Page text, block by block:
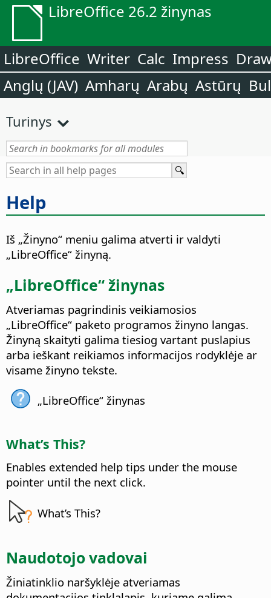
LibreOffice 26.2 žinynas
LibreOffice Writer Calc Impress
Anglų (JAV) Amharų Arabų Astūrų
Turinys
Help
Iš „Žinyno“ meniu galima atverti ir valdyti
„LibreOffice“ žinyną.
„LibreOffice“ žinynas
Atveriamas pagrindinis veikiamosios
„LibreOffice“ paketo programos žinyno langas.
Žinyną skaityti galima tiesiog vartant puslapius
arba ieškant reikiamos informacijos rodyklėje ar
visame žinyno tekste.
„LibreOffice“ žinynas
What’s This?
Enables extended help tips under the mouse
pointer until the next click.
What’s This?
Naudotojo vadovai
Žiniatinklio naršyklėje atveriamas